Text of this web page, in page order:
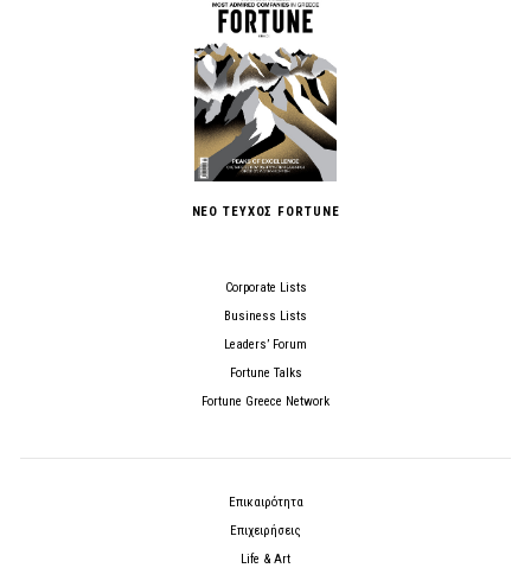
ΝΕΟ ΤΕΥΧΟΣ FORTUNE
Corporate Lists
Business Lists
Leaders’ Forum
Fortune Talks
Fortune Greece Network
Επικαιρότητα
Επιχειρήσεις
Life & Art